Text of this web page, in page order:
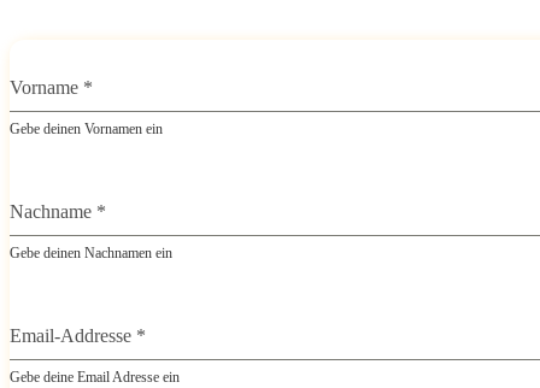
Vorname *
Gebe deinen Vornamen ein
Nachname *
Gebe deinen Nachnamen ein
Email-Addresse *
Gebe deine Email Adresse ein